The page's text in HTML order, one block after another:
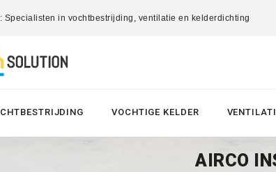
Specialisten in vochtbestrijding, ventilatie en kelderdichting
VOCHTIGE KELDER
AIRCO